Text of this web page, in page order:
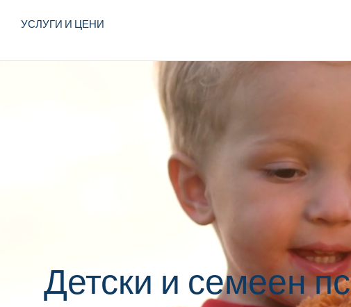
УСЛУГИ И ЦЕНИ
Детски и семеен